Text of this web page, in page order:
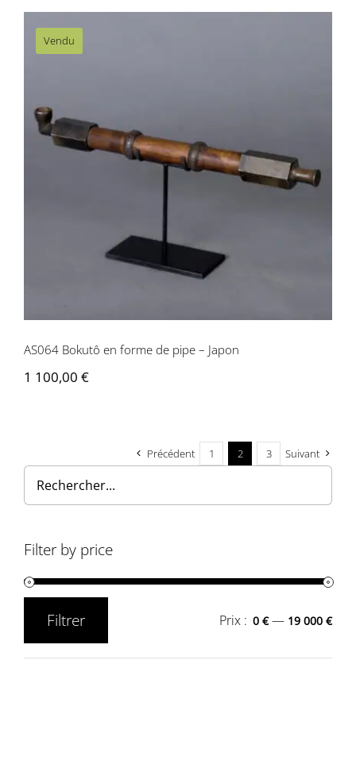
Vendu
AS064 Bokutô en forme de pipe – Japon
AS064 Bokutô en forme de pipe – Japon
1 100,00 €
Précédent 1 2 3 Suivant
Filter by price
Filtrer Prix : 0 €— 19 000 €